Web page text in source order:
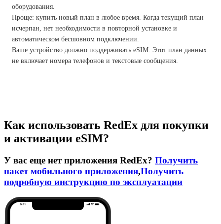
оборудования.
Проще: купить новый план в любое время. Когда текущий план
исчерпан, нет необходимости в повторной установке и
автоматическом бесшовном подключении.
Ваше устройство должно поддерживать eSIM. Этот план данных
не включает номера телефонов и текстовые сообщения.
Как использовать RedEx для покупки
и активации eSIM?
У вас еще нет приложения RedEx? Получить
пакет мобильного приложения,Получить
подробную инструкцию по эксплуатации